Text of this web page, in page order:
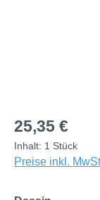
Regulärer Preis:
25,35 €
Inhalt: 1 Stück
Preise inkl.